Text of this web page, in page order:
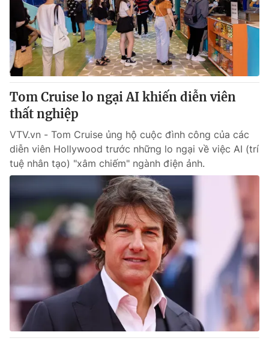
Tom Cruise lo ngại AI khiến diễn viên
thất nghiệp
VTV.vn - Tom Cruise ủng hộ cuộc đình công của các
diễn viên Hollywood trước những lo ngại về việc AI (trí
tuệ nhân tạo) "xâm chiếm" ngành điện ảnh.